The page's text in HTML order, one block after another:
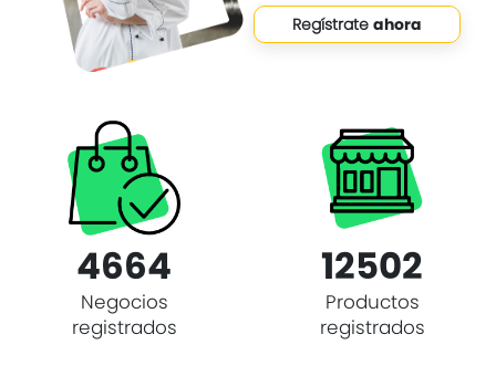
Regístrate ahora
4664
Negocios
registrados
12502
Productos
registrados